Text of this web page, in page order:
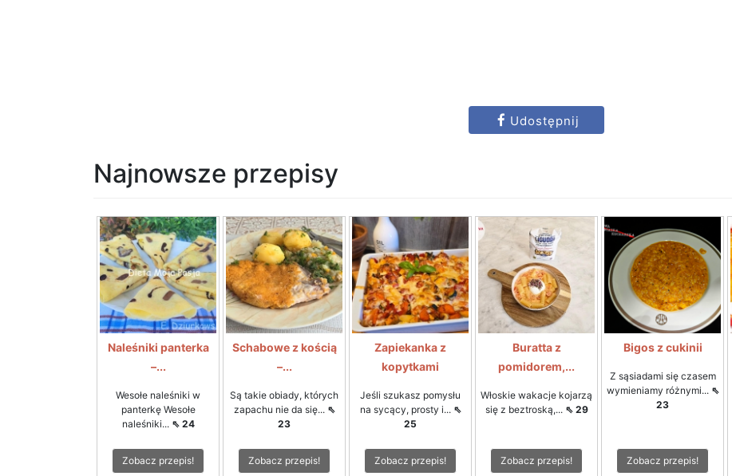
Udostępnij
Najnowsze przepisy
Naleśniki panterka
–...
Wesołe naleśniki w
panterkę Wesołe
naleśniki... ⇖ 24
Zobacz przepis!
Schabowe z kością
–...
Są takie obiady, których
zapachu nie da się... ⇖
23
Zobacz przepis!
Zapiekanka z
kopytkami
Jeśli szukasz pomysłu
na sycący, prosty i... ⇖
25
Zobacz przepis!
Buratta z
pomidorem,...
Włoskie wakacje kojarzą
się z beztroską,... ⇖ 29
Zobacz przepis!
Bigos z cukinii
Z sąsiadami się czasem
wymieniamy różnymi... ⇖
23
Zobacz przepis!